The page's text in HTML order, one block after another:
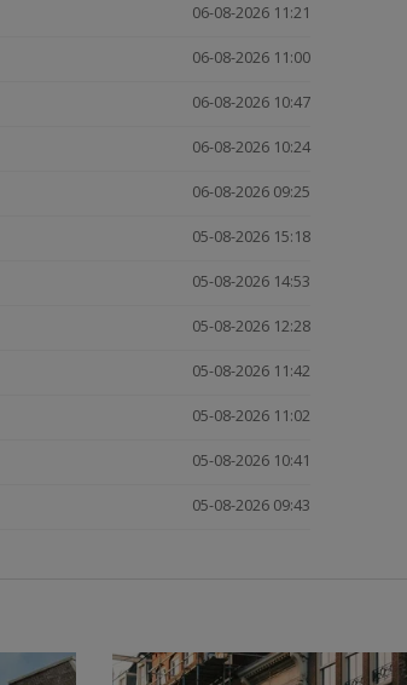
06-08-2026 11:21
06-08-2026 11:00
06-08-2026 10:47
06-08-2026 10:24
06-08-2026 09:25
05-08-2026 15:18
05-08-2026 14:53
05-08-2026 12:28
05-08-2026 11:42
05-08-2026 11:02
05-08-2026 10:41
05-08-2026 09:43